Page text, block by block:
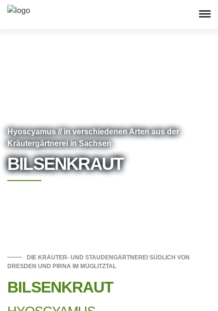
Hyoscyamus // in verschiedenen Arten aus der
Kräutergärtnerei in Sachsen
BILSENKRAUT
DIE KRÄUTER- UND STAUDENGÄRTNEREI SÜDLICH VON
DRESDEN UND PIRNA IM MÜGLITZTAL
BILSENKRAUT